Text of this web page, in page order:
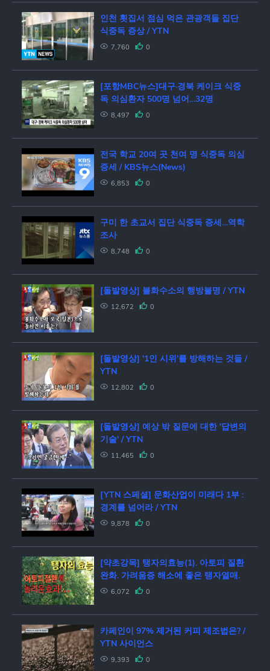
인천 횟집서 점심 먹은 관광객들 집단
식중독 증상 / YTN
7,760 0
[포항MBC뉴스]대구·경북 케이크 식중
독 의심환자 500명 넘어…32명
8,497 0
전국 학교 20여 곳 천여 명 식중독 의심
증세 / KBS뉴스(News)
6,853 0
구미 한 초교서 집단 식중독 증세…역학
조사
8,748 0
[돌발영상] 불화수소의 행방불명 / YTN
12,672 0
[돌발영상] '1인 시위'를 방해하는 것들 /
YTN
12,802 0
[돌발영상] 예상 밖 질문에 대한 '답변의
기술' / YTN
11,465 0
[YTN 스페셜] 문화산업이 미래다 1부 :
경계를 넘어라 / YTN
9,878 0
[약초강목] 탱자의효능(1). 아토피 질환
완화. 가려움증 해소에 좋은 탱자열매.
6,072 0
카페인이 97% 제거된 커피 제조법은? /
YTN 사이언스
9,393 0